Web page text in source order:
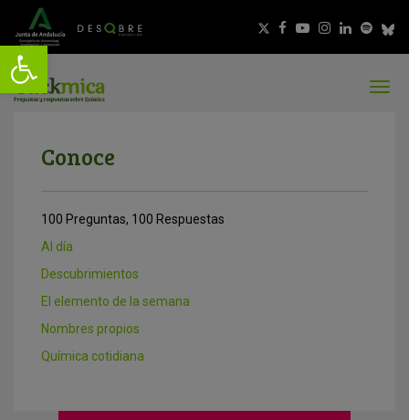
Conoce
100 Preguntas, 100 Respuestas
Al día
Descubrimientos
El elemento de la semana
Nombres propios
Química cotidiana